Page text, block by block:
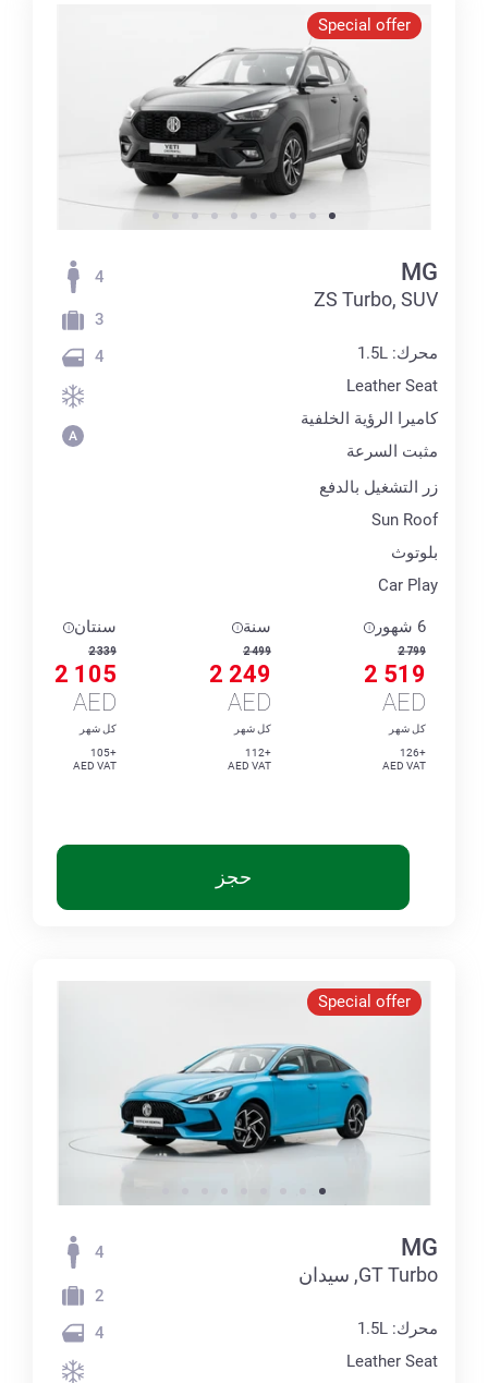
Special offer
MG
ZS Turbo, SUV
محرك: 1.5L
Leather Seat
كاميرا الرؤية الخلفية
مثبت السرعة
زر التشغيل بالدفع
Sun Roof
بلوتوث
Car Play
4
3
4
6 شهور
2 799
2 519
AED
كل شهر
+126
AED VAT
سنة
2 499
2 249
AED
كل شهر
+112
AED VAT
سنتان
2 339
2 105
AED
كل شهر
+105
AED VAT
حجز
Special offer
MG
GT Turbo, سيدان
محرك: 1.5L
Leather Seat
4
2
4